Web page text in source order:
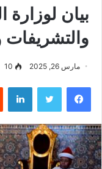
بيان لوزارة
والتشريفات
مارس 26, 2025 10
فيسبوك تويتر